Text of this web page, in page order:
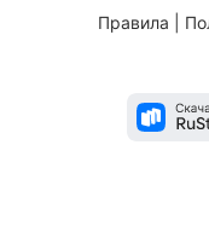
Правила